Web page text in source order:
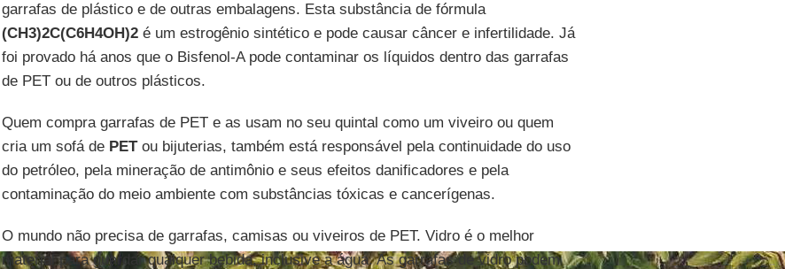
garrafas de plástico e de outras embalagens. Esta substância de fórmula
(CH3)2C(C6H4OH)2é um estrogênio sintético e pode causar câncer e infertilidade. Já
foi provado há anos que o Bisfenol-A pode contaminar os líquidos dentro das garrafas
de PET ou de outros plásticos.
Quem compra garrafas de PET e as usam no seu quintal como um viveiro ou quem
cria um sofá de PETou bijuterias, também está responsável pela continuidade do uso
do petróleo, pela mineração de antimônio e seus efeitos danificadores e pela
contaminação do meio ambiente com substâncias tóxicas e cancerígenas.
O mundo não precisa de garrafas, camisas ou viveiros de PET. Vidro é o melhor
material para guardar qualquer bebida, inclusive a água. As garrafas de vidro podem